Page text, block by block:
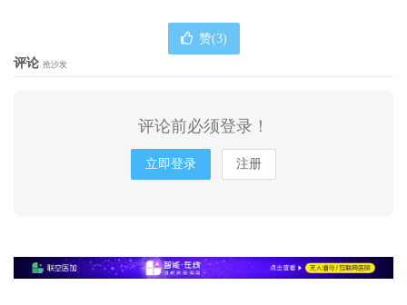
赞(3)
评论 抢沙发
评论前必须登录！
立即登录 注册